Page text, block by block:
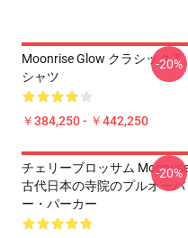
Moonrise Glow クラシック T
シャツ
￥384,250 - ￥442,250
-20%
チェリーブロッサム
古代日本の寺院のプルオーバ
ー・パーカー
-20%